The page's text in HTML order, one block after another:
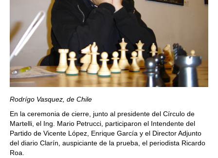
Rodrígo Vasquez, de Chile
En la ceremonia de cierre, junto al presidente del Círculo de
Martelli, el Ing. Mario Petrucci, participaron el Intendente del
Partido de Vicente López, Enrique García y el Director Adjunto
del diario Clarín, auspiciante de la prueba, el periodista Ricardo
Roa.